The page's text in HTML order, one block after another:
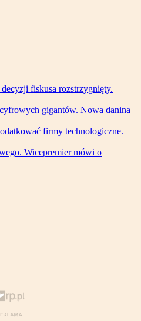
fiskusa rozstrzygnięty.
gigantów. Nowa danina
firmy technologiczne.
Wicepremier mówi o